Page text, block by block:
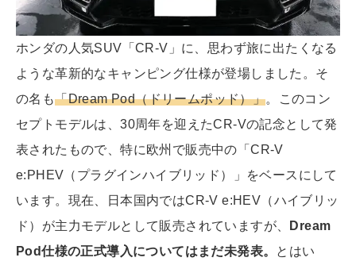
ホンダの人気SUV「CR-V」に、思わず旅に出たくなる
ような革新的なキャンピング仕様が登場しました。そ
の名も「Dream Pod（ドリームポッド）」。このコン
セプトモデルは、30周年を迎えたCR-Vの記念として発
表されたもので、特に欧州で販売中の「CR-V
e:PHEV（プラグインハイブリッド）」をベースにして
います。現在、日本国内ではCR-V e:HEV（ハイブリッ
ド）が主力モデルとして販売されていますが、
Dream
Pod仕様の正式導入についてはまだ未発表。 とはい